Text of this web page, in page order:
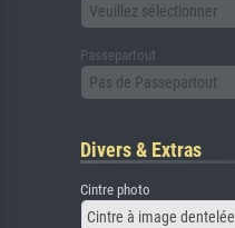
Veuillez sélectionner
Passepartout
Pas de Passepartout
Divers & Extras
Cintre photo
Cintre à image dentelée